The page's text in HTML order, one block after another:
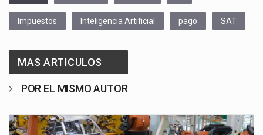
Impuestos Inteligencia Artificial pago SAT
MAS ARTICULOS
POR EL MISMO AUTOR